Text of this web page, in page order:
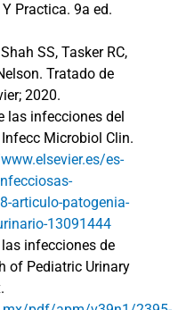
Practica. 9a ed.
SS, Tasker RC,
Tratado de
2020.
las infecciones del
Microbiol Clin.
es-
articulo-patogenia-
13091444
infecciones de
of Pediatric Urinary